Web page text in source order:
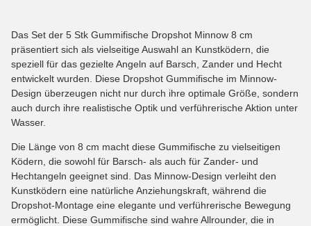
Das Set der 5 Stk Gummifische Dropshot Minnow 8 cm
präsentiert sich als vielseitige Auswahl an Kunstködern, die
speziell für das gezielte Angeln auf Barsch, Zander und Hecht
entwickelt wurden. Diese Dropshot Gummifische im Minnow-
Design überzeugen nicht nur durch ihre optimale Größe, sondern
auch durch ihre realistische Optik und verführerische Aktion unter
Wasser.
Die Länge von 8 cm macht diese Gummifische zu vielseitigen
Ködern, die sowohl für Barsch- als auch für Zander- und
Hechtangeln geeignet sind. Das Minnow-Design verleiht den
Kunstködern eine natürliche Anziehungskraft, während die
Dropshot-Montage eine elegante und verführerische Bewegung
ermöglicht. Diese Gummifische sind wahre Allrounder, die in